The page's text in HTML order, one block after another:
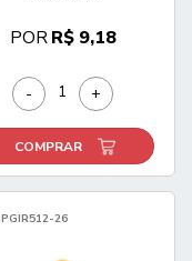
PORR$ 9,18
- +
COMPRAR
PGIR512-26